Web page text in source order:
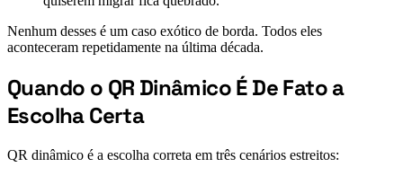
Nenhum desses é um caso exótico de borda. Todos eles
aconteceram repetidamente na última década.
#
Quando o QR Dinâmico É De Fato a
Escolha Certa
QR dinâmico é a escolha correta em três cenários estreitos: